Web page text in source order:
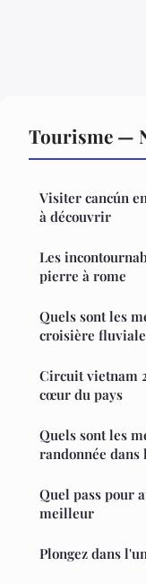
Tourisme —
Visiter cancún
à découvrir
Les
pierre à rome
Quels sont les
croisière fluviale
Circuit vietnam
cœur du pays
Quels sont les
randonnée dans
Quel pass pour
meilleur
Plongez dans